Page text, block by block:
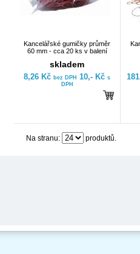
Kancelářské gumičky průměr
60 mm - cca 20 ks v balení
skladem
8,26 Kč bez DPH 10,- Kč s
DPH
Na stranu: produktů.